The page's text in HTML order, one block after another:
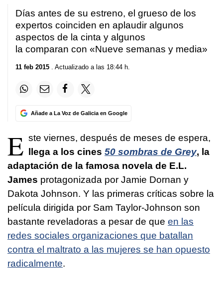
Días antes de su estreno, el grueso de los
expertos coinciden en aplaudir algunos
aspectos de la cinta y algunos
la comparan con «Nueve semanas y media»
11 feb 2015 . Actualizado a las 18:44 h.
Añade a La Voz de Galicia en Google
E ste viernes, después de meses de espera,
llega a los cines 50 sombras de Grey, la
adaptación de la famosa novela de E.L.
James protagonizada por Jamie Dornan y
Dakota Johnson. Y las primeras críticas sobre la
película dirigida por Sam Taylor-Johnson son
bastante reveladoras a pesar de que en las
redes sociales organizaciones que batallan
contra el maltrato a las mujeres se han opuesto
radicalmente.